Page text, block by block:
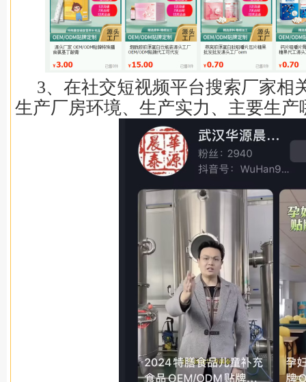
3、在社交短视频平台搜索厂家相
生产厂房环境、生产实力、主要生产